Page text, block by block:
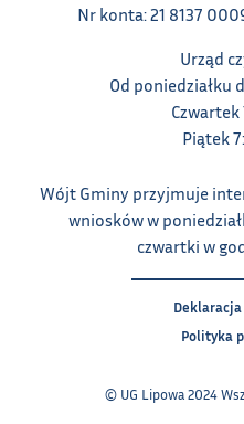
Nr konta: 21 8137
Urząd
Od poniedziałku
Piątek
Wójt Gminy przyjmuje
wniosków w
czwartki w
Polityka
© UG Lipowa 2024